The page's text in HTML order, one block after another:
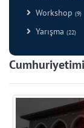
Workshop (9)
Yarışma (22)